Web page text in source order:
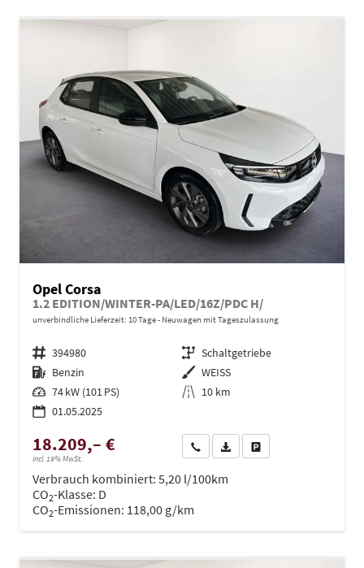
Opel Corsa
1.2 EDITION/WINTER-PA/LED/16Z/PDC H/
unverbindliche Lieferzeit: 10 Tage Neuwagen mit Tageszulassung
Fahrzeugnr. 394980 Getriebe Schaltgetriebe
Kraftstoff Benzin Außenfarbe WEISS
Leistung 74 kW (101 PS) Kilometerstand 10 km
01.05.2025
18.209,– €
incl. 19% MwSt.
Wir rufen Sie anPDF-Datei, Fahrzeugexposé
Verbrauch kombiniert: 5,20 l/100km
CO2-Klasse: D
CO2-Emissionen: 118,00 g/km